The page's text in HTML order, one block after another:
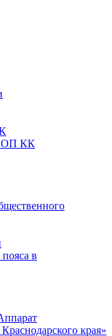
ОП КК
в
края»